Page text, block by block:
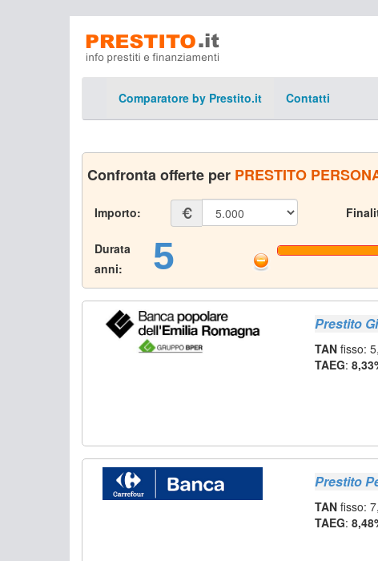
Comparatore by Prestito.it Contatti
Confronta offerte per PRESTITO
Importo:
Durata
anni:
5
Prestito
TANfisso:
TAEG:
Prestito
TANfisso:
TAEG: